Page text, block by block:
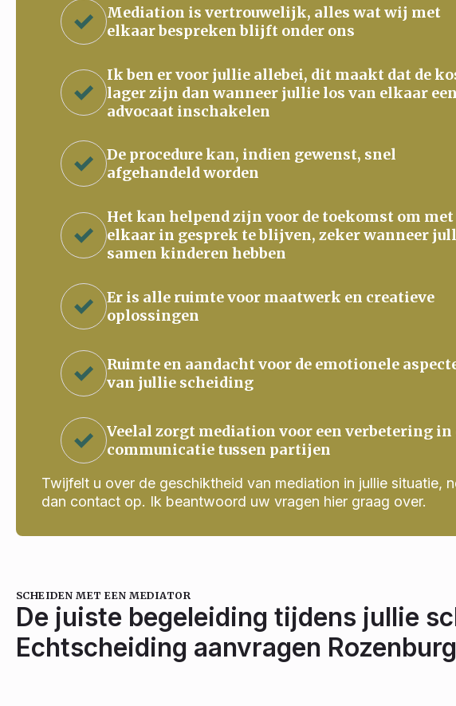
Mediation is vertrouwelijk, alles wat wij met
elkaar bespreken blijft onder ons
Ik ben er voor jullie allebei, dit maakt dat de
lager zijn dan wanneer jullie los van elkaar een
advocaat inschakelen
De procedure kan, indien gewenst, snel
afgehandeld worden
Het kan helpend zijn voor de toekomst om met
elkaar in gesprek te blijven, zeker wanneer
samen kinderen hebben
Er is alle ruimte voor maatwerk en creatieve
oplossingen
Ruimte en aandacht voor de emotionele
van jullie scheiding
Veelal zorgt mediation voor een verbetering in
communicatie tussen partijen
Twijfelt u over de geschiktheid van mediation in jullie situatie,
dan contact op. Ik beantwoord uw vragen hier graag over.
SCHEIDEN MET EEN MEDIATOR
De juiste begeleiding tijdens jullie
Echtscheiding aanvragen